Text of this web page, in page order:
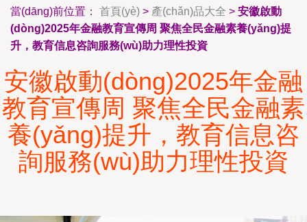
當(dāng)前位置： 首頁(yè) > 產(chǎn)品大全 > 安徽啟動
(dòng)2025年金融教育宣傳周 聚焦全民金融素養(yǎng)提
升，教育信息咨詢服務(wù)助力理性投資
安徽啟動(dòng)2025年金融
教育宣傳周 聚焦全民金融素
養(yǎng)提升，教育信息咨
詢服務(wù)助力理性投資